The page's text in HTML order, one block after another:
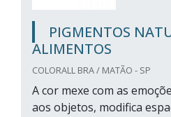
PIGMENTOS
ALIMENTOS
COLORALL BRA / MATÃO - SP
A cor mexe com as
aos objetos, modifica